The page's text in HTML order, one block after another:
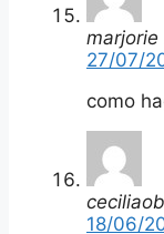
marjorie
27/07/
como
18/06/